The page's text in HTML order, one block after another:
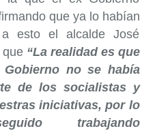
que ya lo habían
a esto el alcalde José
que “La realidad es que
no se había
de los socialistas y
iniciativas, por lo
trabajando